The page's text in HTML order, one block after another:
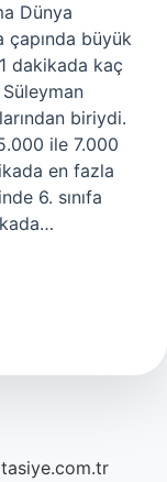
Dünya
çapında büyük
dakikada kaç
biriydi.
ile 7.000
en fazla
6. sınıfa